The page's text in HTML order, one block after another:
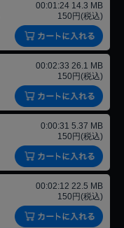
00:01:24 14.3 MB
150円(税込)
00:02:33 26.1 MB
150円(税込)
0:00:31 5.37 MB
150円(税込)
00:02:12 22.5 MB
150円(税込)